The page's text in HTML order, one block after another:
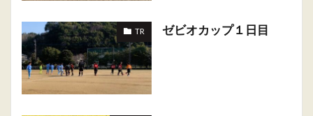
TR ゼビオカップ１日目